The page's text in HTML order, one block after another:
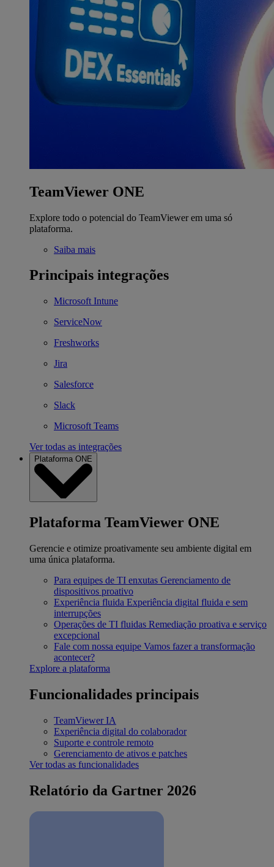
TeamViewer ONE
Explore todo o potencial do TeamViewer em uma só
plataforma.
Saiba mais
Principais integrações
Microsoft Intune
ServiceNow
Freshworks
Jira
Salesforce
Slack
Microsoft Teams
Ver todas as integrações
Plataforma ONE
Plataforma TeamViewer ONE
Gerencie e otimize proativamente seu ambiente digital em
uma única plataforma.
Para equipes de TI enxutas Gerenciamento de
dispositivos proativo
Experiência fluida Experiência digital fluida e sem
interrupções
Operações de TI fluidas Remediação proativa e serviço
excepcional
Fale com nossa equipe Vamos fazer a transformação
acontecer?
Explore a plataforma
Funcionalidades principais
TeamViewer IA
Experiência digital do colaborador
Suporte e controle remoto
Gerenciamento de ativos e patches
Ver todas as funcionalidades
Relatório da Gartner 2026